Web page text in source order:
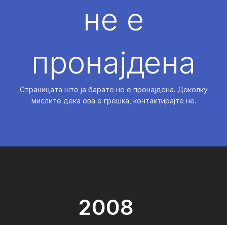
не е
пронајдена
Страницата што ја барате не е пронајдена. Доколку
мислите дека ова е грешка, контактирајте не.
2008